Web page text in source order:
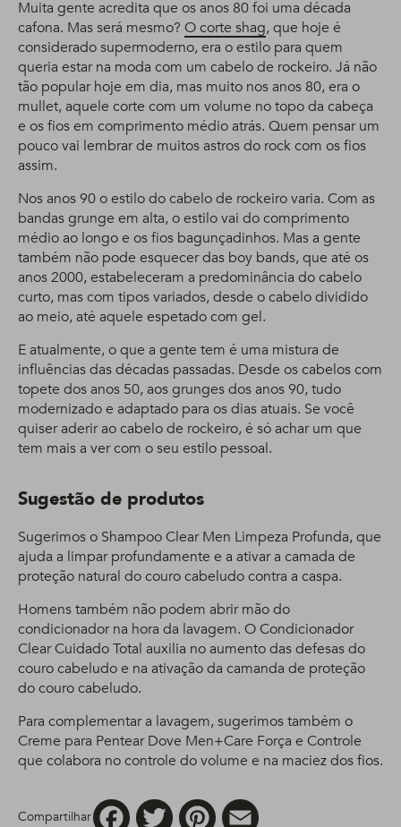
Muita gente acredita que os anos 80 foi uma década
cafona. Mas será mesmo? O corte shag, que hoje é
considerado supermoderno, era o estilo para quem
queria estar na moda com um cabelo de rockeiro. Já não
tão popular hoje em dia, mas muito nos anos 80, era o
mullet, aquele corte com um volume no topo da cabeça
e os fios em comprimento médio atrás. Quem pensar um
pouco vai lembrar de muitos astros do rock com os fios
assim.
Nos anos 90 o estilo do cabelo de rockeiro varia. Com as
bandas grunge em alta, o estilo vai do comprimento
médio ao longo e os fios bagunçadinhos. Mas a gente
também não pode esquecer das boy bands, que até os
anos 2000, estabeleceram a predominância do cabelo
curto, mas com tipos variados, desde o cabelo dividido
ao meio, até aquele espetado com gel.
E atualmente, o que a gente tem é uma mistura de
influências das décadas passadas. Desde os cabelos com
topete dos anos 50, aos grunges dos anos 90, tudo
modernizado e adaptado para os dias atuais. Se você
quiser aderir ao cabelo de rockeiro, é só achar um que
tem mais a ver com o seu estilo pessoal.
Sugestão de produtos
Sugerimos o Shampoo Clear Men Limpeza Profunda, que
ajuda a limpar profundamente e a ativar a camada de
proteção natural do couro cabeludo contra a caspa.
Homens também não podem abrir mão do
condicionador na hora da lavagem. O Condicionador
Clear Cuidado Total auxilia no aumento das defesas do
couro cabeludo e na ativação da camanda de proteção
do couro cabeludo.
Para complementar a lavagem, sugerimos também o
Creme para Pentear Dove Men+Care Força e Controle
que colabora no controle do volume e na maciez dos fios.
Compartilhar
FacebookTwitter Pinterest